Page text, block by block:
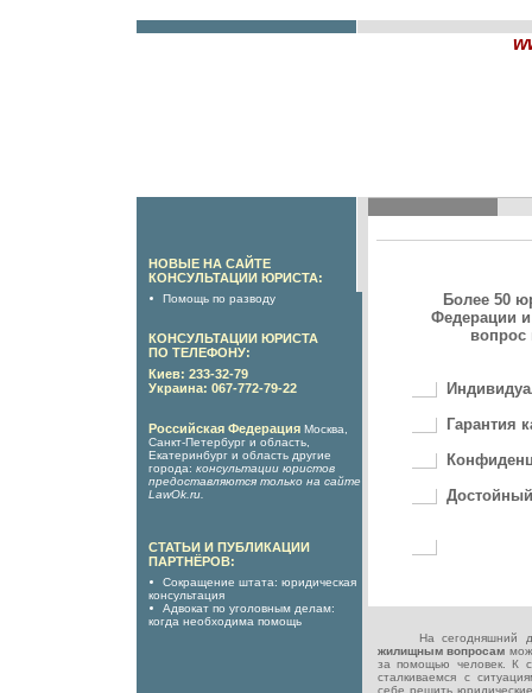
НОВЫЕ НА САЙТЕ
КОНСУЛЬТАЦИИ ЮРИСТА:
Помощь по разводу
КОНСУЛЬТАЦИИ ЮРИСТА
ПО ТЕЛЕФОНУ:
Киев: 233-32-79
Украина: 067-772-79-22
Российская Федерация Москва,
Санкт-Петербург и область,
Екатеринбург и область другие
города: консультации юристов
предоставляются только на сайте
LawOk.ru
СТАТЬИ И ПУБЛИКАЦИИ
ПАРТНЁРОВ:
Сокращение штата: юридическая
консультация
Адвокат по уголовным делам:
когда необходима помощь
Более 50
Федерации
вопрос
Гарантия
На сегодняшний
жилищным вопросам
за помощью человек. К
сталкиваемся с
себе решить